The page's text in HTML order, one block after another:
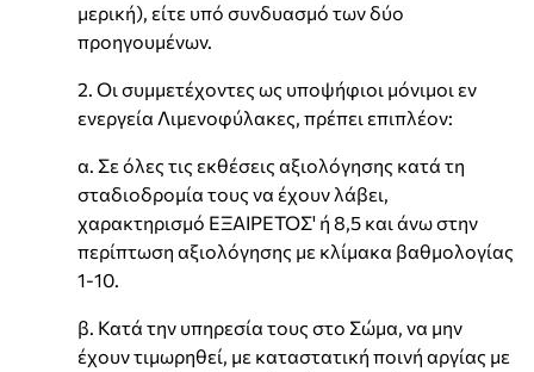
μερική), είτε υπό συνδυασμό των δύο
προηγουμένων.
2. Οι συμμετέχοντες ως υποψήφιοι μόνιμοι εν
ενεργεία Λιμενοφύλακες, πρέπει επιπλέον:
α. Σε όλες τις εκθέσεις αξιολόγησης κατά τη
σταδιοδρομία τους να έχουν λάβει,
χαρακτηρισμό ΈΞΑΙΡΕΤΟΣ' ή 8,5 και άνω στην
περίπτωση αξιολόγησης με κλίμακα βαθμολογίας
1-10.
β. Κατά την υπηρεσία τους στο Σώμα, να μην
έχουν τιμωρηθεί, με καταστατική ποινή αργίας με